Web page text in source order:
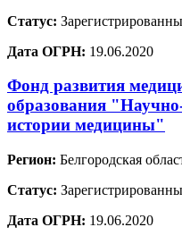
Статус:
Дата ОГРН: 19.06.2020
Фонд развития
образования
истории медицины"
Регион: Белгородская
Статус:
Дата ОГРН: 19.06.2020